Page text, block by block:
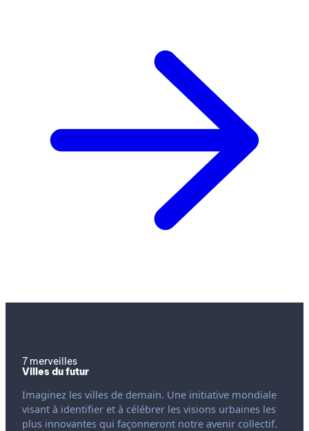
7 merveilles
Villes du futur
Imaginez les villes de demain. Une initiative mondiale
visant à identifier et à célébrer les visions urbaines les
plus innovantes qui façonneront notre avenir collectif.